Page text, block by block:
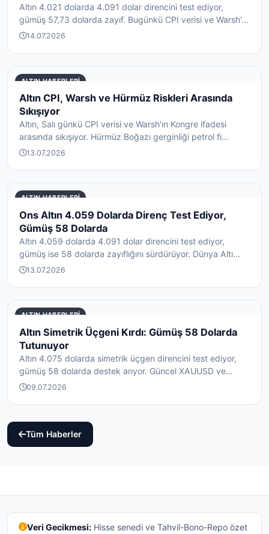
Altın 4.021 dolarda 4.091 dolar direncini test ediyor,
gümüş 57,73 dolarda zayıf. Bugünkü CPI verisi ve Warsh'...
14.07.2026
ALTIN HABERLERI
Altın CPI, Warsh ve Hürmüz Riskleri Arasında
Sıkışıyor
Altın, Salı günkü CPI verisi ve Warsh'ın Kongre ifadesi
arasında sıkışıyor. Hürmüz Boğazı gerginliği petrol fi...
13.07.2026
ALTIN HABERLERI
Ons Altın 4.059 Dolarda Direnç Test Ediyor,
Gümüş 58 Dolarda
Altın 4.059 dolarda 4.091 dolar direncini test ediyor,
gümüş ise 58 dolarda zayıflığını sürdürüyor. Dünya Altı...
13.07.2026
ALTIN HABERLERI
Altın Simetrik Üçgeni Kırdı: Gümüş 58 Dolarda
Tutunuyor
Altın 4.075 dolarda simetrik üçgen direncini test ediyor,
gümüş 58 dolarda destek arıyor. Güncel XAUUSD ve
XAG...
09.07.2026
Tüm Haberler
Veri Gecikmesi:Hisse senedi ve Tahvil-Bono-Repo özet